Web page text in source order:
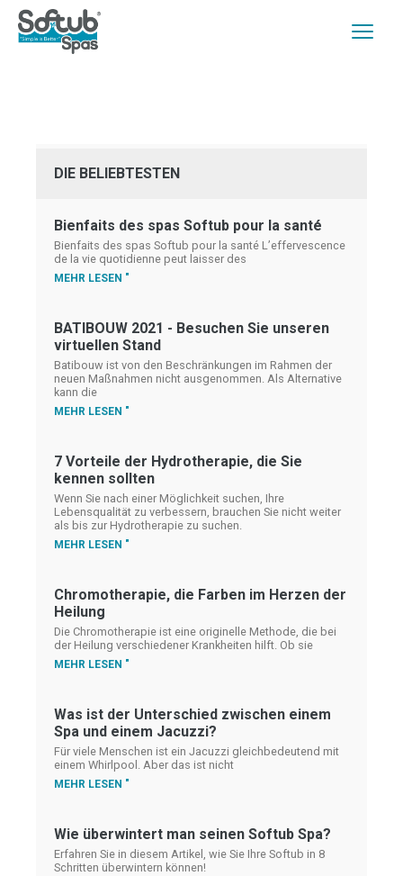
DIE BELIEBTESTEN
Bienfaits des spas Softub pour la santé
Bienfaits des spas Softub pour la santé L’effervescence
de la vie quotidienne peut laisser des
MEHR LESEN "
BATIBOUW 2021 - Besuchen Sie unseren
virtuellen Stand
Batibouw ist von den Beschränkungen im Rahmen der
neuen Maßnahmen nicht ausgenommen. Als Alternative
kann die
MEHR LESEN "
7 Vorteile der Hydrotherapie, die Sie
kennen sollten
Wenn Sie nach einer Möglichkeit suchen, Ihre
Lebensqualität zu verbessern, brauchen Sie nicht weiter
als bis zur Hydrotherapie zu suchen.
MEHR LESEN "
Chromotherapie, die Farben im Herzen der
Heilung
Die Chromotherapie ist eine originelle Methode, die bei
der Heilung verschiedener Krankheiten hilft. Ob sie
MEHR LESEN "
Was ist der Unterschied zwischen einem
Spa und einem Jacuzzi?
Für viele Menschen ist ein Jacuzzi gleichbedeutend mit
einem Whirlpool. Aber das ist nicht
MEHR LESEN "
Wie überwintert man seinen Softub Spa?
Erfahren Sie in diesem Artikel, wie Sie Ihre Softub in 8
Schritten überwintern können!